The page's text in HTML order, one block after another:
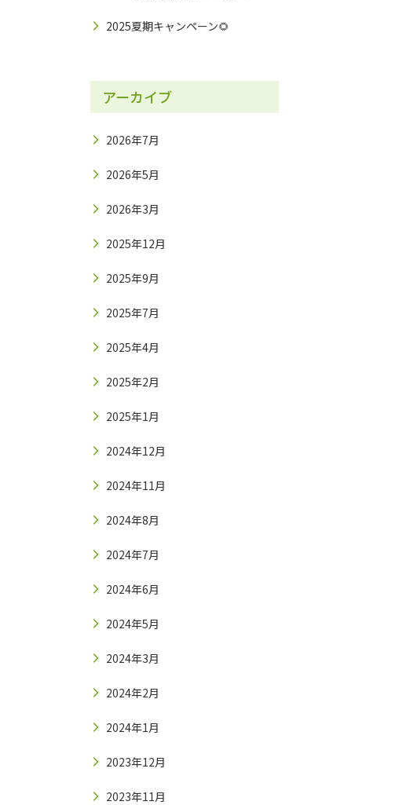
2025夏期キャンペーン🌻
アーカイブ
2026年7月
2026年5月
2026年3月
2025年12月
2025年9月
2025年7月
2025年4月
2025年2月
2025年1月
2024年12月
2024年11月
2024年8月
2024年7月
2024年6月
2024年5月
2024年3月
2024年2月
2024年1月
2023年12月
2023年11月